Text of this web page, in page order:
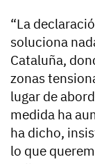
“La
soluciona
Cataluña,
zonas
lugar de
medida ha
ha dicho,
lo que